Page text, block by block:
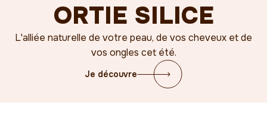
ORTIE SILICE
L'alliée naturelle de votre peau, de vos cheveux et de
vos ongles cet été.
Je découvre